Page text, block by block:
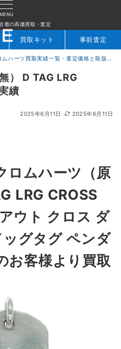
MENU
着の高価買取・査定
買取キット 事前査定
ーツ買取実績一覧・査定価格と取扱アイテムを公開｜ブランド買取専門店LIFE
） D TAG LRG
績
2025年6月11日 2025年6月11日
ロムハーツ（原
LRG CROSS
ウト クロス ダ
グタグ ペンダ
お客様より買取